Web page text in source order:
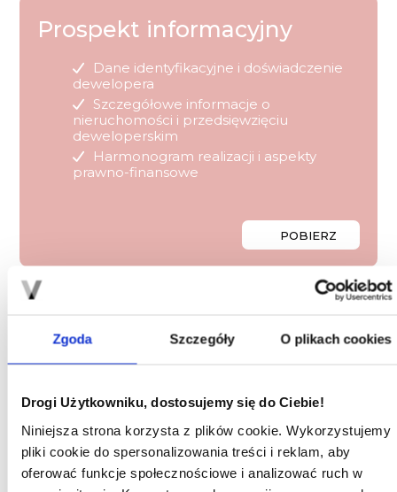
Zgoda Szczegóły O plikach cookies
Drogi Użytkowniku, dostosujemy się do Ciebie!
Niniejsza strona korzysta z plików cookie. Wykorzystujemy
pliki cookie do spersonalizowania treści i reklam, aby
oferować funkcje społecznościowe i analizować ruch w
Prospekt informacyjny
Dane identyfikacyjne i doświadczenie
dewelopera
Szczegółowe informacje o
nieruchomości i przedsięwzięciu
deweloperskim
Harmonogram realizacji i aspekty
prawno-finansowe
POBIERZ
Inne świadczenie pieniężne
umowy deweloperskiej lub umowy, o której mowa w art. 2 ust.
nabywcy lokalu mieszkalnego lub domu jednorodzinnego
oraz Deweloperskim Funduszu Gwarancyjnym, od dnia
Przejęcia/przekazania, nie później jednak niż od dnia
określonego w umowie jako termin dokonania